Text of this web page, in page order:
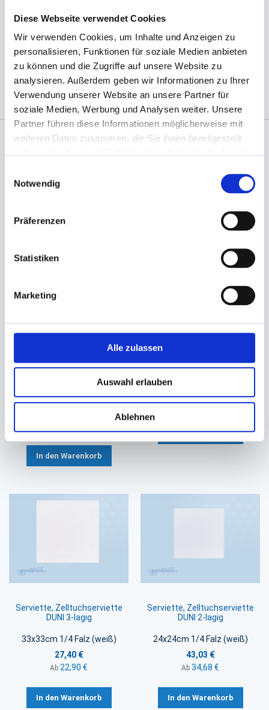
Diese Webseite verwendet Cookies
Wir verwenden Cookies, um Inhalte und Anzeigen zu
personalisieren, Funktionen für soziale Medien anbieten
zu können und die Zugriffe auf unsere Website zu
analysieren. Außerdem geben wir Informationen zu Ihrer
Verwendung unserer Website an unsere Partner für
soziale Medien, Werbung und Analysen weiter. Unsere
Partner führen diese Informationen möglicherweise mit
weiteren Daten zusammen, die Sie ihnen bereitgestellt
Notwendig
Präferenzen
Statistiken
Marketing
Alle zulassen
Auswahl erlauben
Ablehnen
(Abb. ähnlich, ggf. ohne Dekoration; die Farben
können auf dem Bildschirm anders erscheinen als
das Produkt selber)
Bullhamm 24-26, D-26441 Jever, info@packpack.de
interessiert sein
Zelltuch 2-lagig natur
16,3x24cm EcoNatural 216 TN
#832324
In den Warenkorb
Zelltuch 2-lagig natur
33x33cm 1/8 Falz
36,40 €
In den Warenkorb
Serviette, Zelltuchserviette
DUNI 3-lagig
33x33cm 1/4 Falz (weiß)
27,40 €
Ab 22,90 €
In den Warenkorb
Serviette, Zelltuchserviette
DUNI 2-lagig
24x24cm 1/4 Falz (weiß)
43,03 €
Ab 34,68 €
In den Warenkorb